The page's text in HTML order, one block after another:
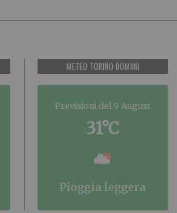
METEO TORINO DOMANI
Previsioni del 9 August
31°C
pioggia leggera